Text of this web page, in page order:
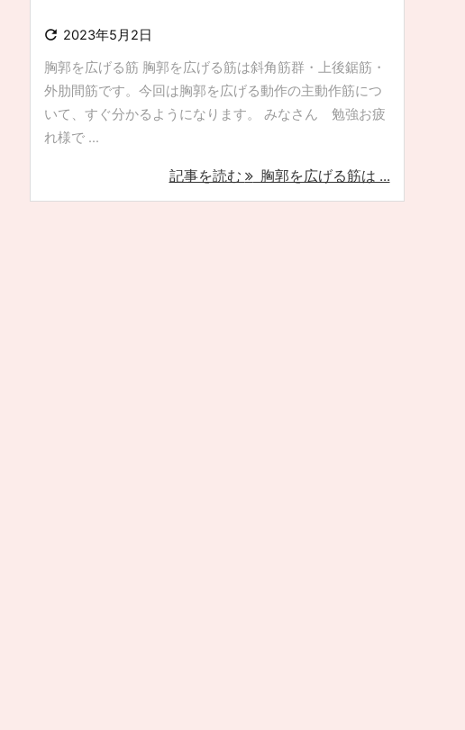
 2023年5月2日
胸郭を広げる筋 胸郭を広げる筋は斜角筋群・上後鋸筋・
外肋間筋です。今回は胸郭を広げる動作の主動作筋につ
いて、すぐ分かるようになります。 みなさん 勉強お疲
れ様で ...
記事を読む 胸郭を広げる筋は ...